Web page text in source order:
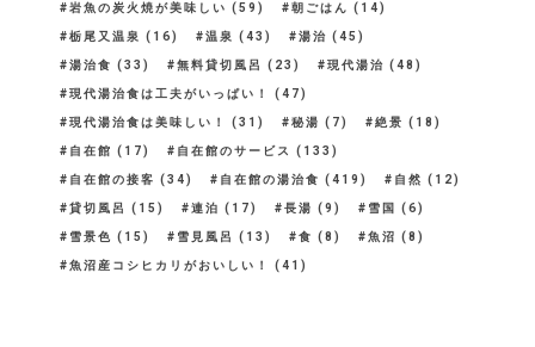
岩魚の炭火焼が美味しい (59) 朝ごはん (14)
栃尾又温泉 (16) 温泉 (43) 湯治 (45)
湯治食 (33) 無料貸切風呂 (23) 現代湯治 (48)
現代湯治食は工夫がいっぱい！ (47)
現代湯治食は美味しい！ (31) 秘湯 (7) 絶景 (18)
自在館 (17) 自在館のサービス (133)
自在館の接客 (34) 自在館の湯治食 (419) 自然 (12)
貸切風呂 (15) 連泊 (17) 長湯 (9) 雪国 (6)
雪景色 (15) 雪見風呂 (13) 食 (8) 魚沼 (8)
魚沼産コシヒカリがおいしい！ (41)